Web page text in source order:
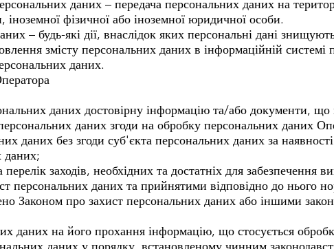
даних – передача персональних даних на
фізичної або іноземної юридичної особи.
– будь-які дії, внаслідок яких персональні дані
змісту персональних даних в інформаційній системі
даних.
даних достовірну інформацію та/або документи, що
даних згоди на обробку персональних даних
даних без згоди суб'єкта персональних даних за
даних;
заходів, необхідних та достатніх для забезпечення
персональних даних та прийнятими відповідно до нього
Законом про захист персональних даних або іншими
даних на його прохання інформацію, що стосується